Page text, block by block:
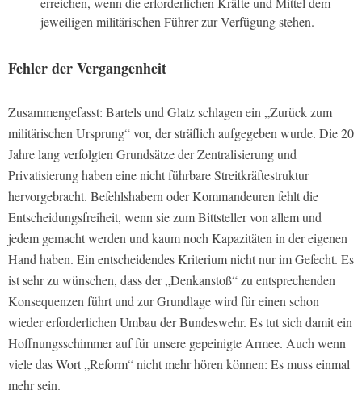
jeweiligen militärischen Führer zur Verfügung stehen.
Fehler der Vergangenheit
Zusammengefasst: Bartels und Glatz schlagen ein „Zurück zum
militärischen Ursprung“ vor, der sträflich aufgegeben wurde. Die 20
Jahre lang verfolgten Grundsätze der Zentralisierung und
Privatisierung haben eine nicht führbare Streitkräftestruktur
hervorgebracht. Befehlshabern oder Kommandeuren fehlt die
Entscheidungsfreiheit, wenn sie zum Bittsteller von allem und
jedem gemacht werden und kaum noch Kapazitäten in der eigenen
Hand haben. Ein entscheidendes Kriterium nicht nur im Gefecht. Es
ist sehr zu wünschen, dass der „Denkanstoß“ zu entsprechenden
Konsequenzen führt und zur Grundlage wird für einen schon
wieder erforderlichen Umbau der Bundeswehr. Es tut sich damit ein
Hoffnungsschimmer auf für unsere gepeinigte Armee. Auch wenn
viele das Wort „Reform“ nicht mehr hören können: Es muss einmal
mehr sein.